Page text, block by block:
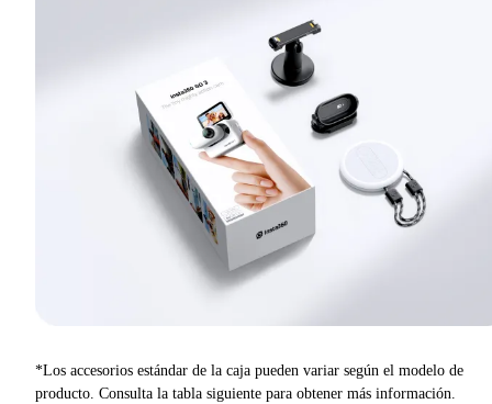
*Los accesorios estándar de la caja pueden variar según el modelo de
producto. Consulta la tabla siguiente para obtener más información.